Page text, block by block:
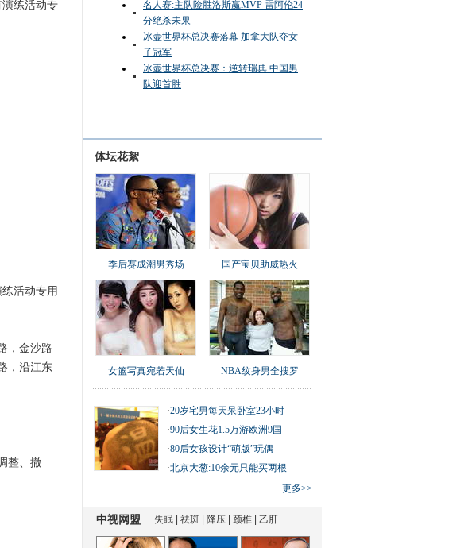
练活动专
活动专用
，金沙路
，沿江东
整、撤
体坛花絮
季后赛成潮男秀场 国产宝贝助威热火
女篮写真宛若天仙 NBA纹身男全搜罗
·20岁宅男每天呆卧室23小时
·90后女生花1.5万游欧洲9国
·80后女孩设计“萌版”玩偶
·北京大葱:10余元只能买两根
更多>>